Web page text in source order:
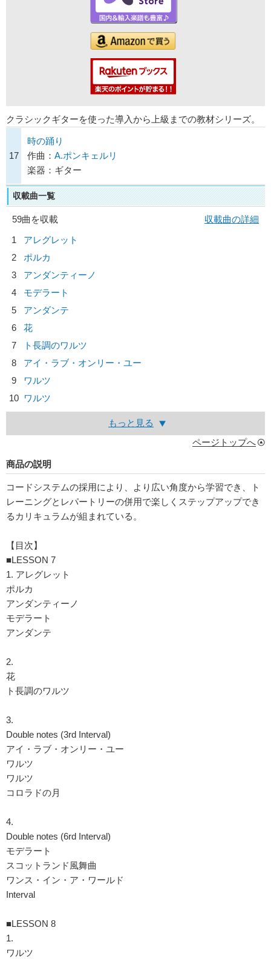
クラシックギターを使った導入から上級までの教材シリーズ。
17
時の踊り
作曲： A.ポンキェルリ
楽器：ギター
収載曲一覧
59曲を収載
収載曲の詳細
1
アレグレット
2
ポルカ
3
アンダンティーノ
4
モデラート
5
アンダンテ
6
花
7
ト長調のワルツ
8
アイ・ラブ・オンリー・ユー
9
ワルツ
10 ワルツ
もっと見る
ページトップへ
商品の説明
コードシステムの採用により、より広い角度から学習でき、ト
レーニングとレパートリーの併用で楽しくステップアップでき
るカリキュラムが組まれている。
【目次】
■LESSON 7
1. アレグレット
ポルカ
アンダンティーノ
モデラート
アンダンテ
2.
花
ト長調のワルツ
3.
Double notes (3rd Interval)
アイ・ラブ・オンリー・ユー
ワルツ
ワルツ
コロラドの月
4.
Double notes (6rd Interval)
モデラート
スコットランド風舞曲
ワンス・イン・ア・ワールド
Interval
■LESSON 8
1.
ワルツ